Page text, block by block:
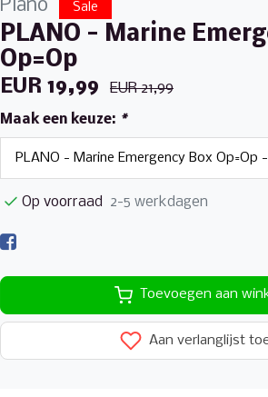
Plano Sale
PLANO - Marine
Op=Op
EUR 19,99 EUR 21,99
Maak een keuze: *
Op voorraad 2-5 werkdagen
Toevoegen aan
Aan verlanglijst